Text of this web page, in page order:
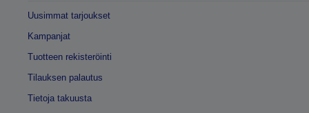
Uusimmat tarjoukset
Kampanjat
Tuotteen rekisteröinti
Tilauksen palautus
Tietoja takuusta